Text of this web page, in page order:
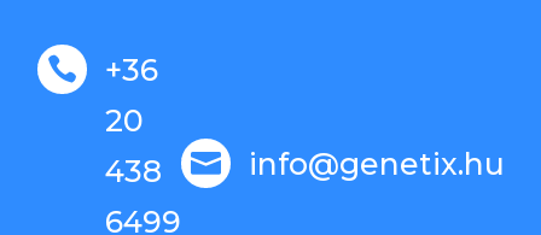

+36
20
438
6499
 info@genetix.hu